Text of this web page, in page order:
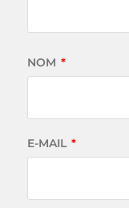
NOM *
E-MAIL *